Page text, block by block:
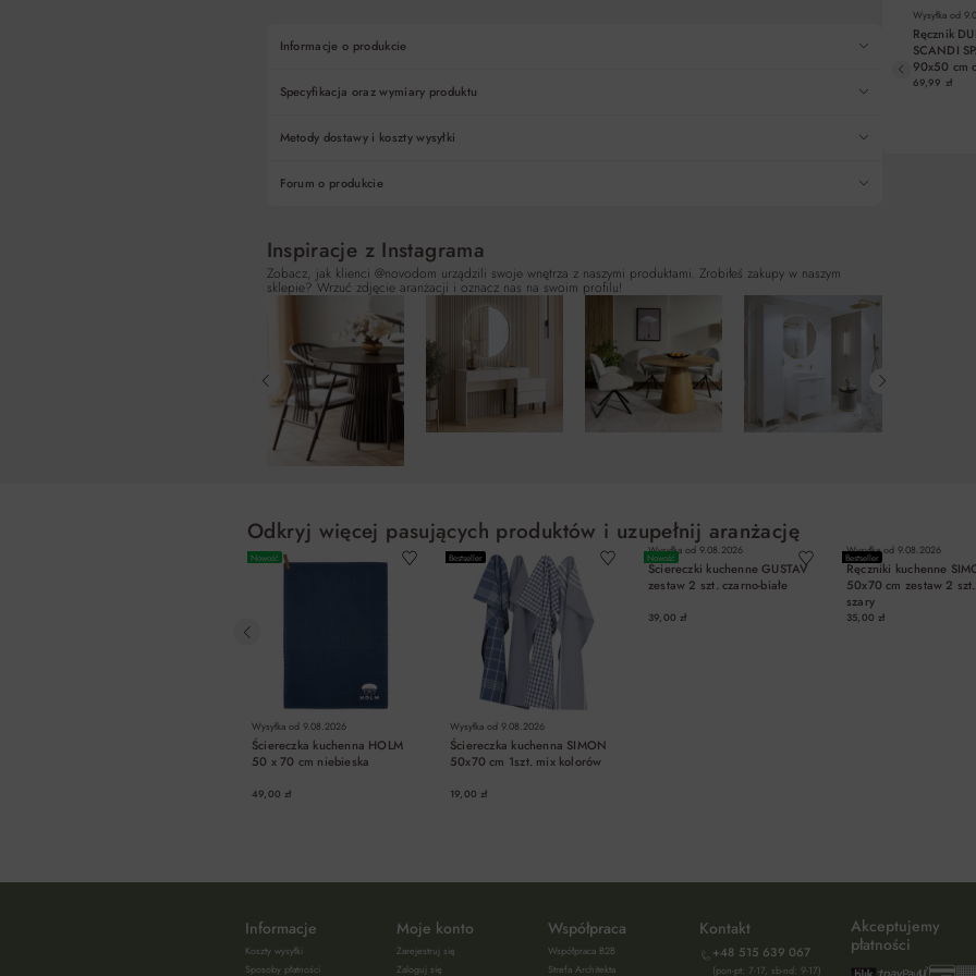
Informacje o produkcie
Specyfikacja oraz wymiary produktu
Metody dostawy i koszty wysyłki
Forum o produkcie
Inspiracje z Instagrama
Zobacz, jak klienci @novodom urządzili swoje wnętrza z naszymi produktami. Zrobiłeś zakupy w naszym
sklepie? Wrzuć zdjęcie aranżacji i oznacz nas na swoim profilu!
Wysyłka od
Ręcznik
SCANDI
90x50 cm
bawełniany
69,99 zł
Odkryj więcej pasujących produktów i uzupełnij aranżację
Nowość
Wysyłka od 9.08.2026
Ściereczka kuchenna HOLM
50 x 70 cm niebieska
49,00 zł
Bestseller
Wysyłka od 9.08.2026
Ściereczka kuchenna SIMON
50x70 cm 1szt. mix kolorów
19,00 zł
Nowość
Wysyłka od 9.08.2026
Ściereczki kuchenne GUSTAV
zestaw 2 szt. czarno-białe
39,00 zł
Bestseller
Wysyłka od 9.08.2026
Ręczniki kuchenne
50x70 cm zestaw 2 szt.
szary
35,00 zł
Informacje
Koszty wysyłki
Sposoby płatności
Moje konto
Zarejestruj się
Zaloguj się
Współpraca
Współpraca B2B
Strefa Architekta
Kontakt
+48 515 639 067
(pon-pt: 7-17, sb-nd: 9-17)
Akceptujemy
płatności